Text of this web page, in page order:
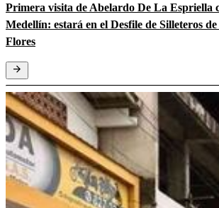
Primera visita de Abelardo De La Espriella
Medellín: estará en el Desfile de Silleteros
Flores